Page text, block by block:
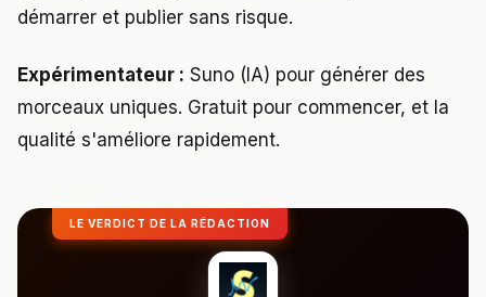
démarrer et publier sans risque.
Expérimentateur : Suno (IA) pour générer des
morceaux uniques. Gratuit pour commencer, et la
qualité s'améliore rapidement.
LE VERDICT DE LA RÉDACTION